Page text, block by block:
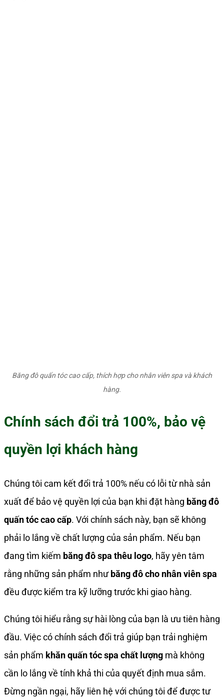
Băng đô quấn tóc cao cấp, thích hợp cho nhân viên spa và khách
hàng.
Chính sách đổi trả 100%, bảo vệ
quyền lợi khách hàng
Chúng tôi cam kết đổi trả 100% nếu có lỗi từ nhà sản
xuất để bảo vệ quyền lợi của bạn khi đặt hàng băng đô
quấn tóc cao cấp. Với chính sách này, bạn sẽ không
phải lo lắng về chất lượng của sản phẩm. Nếu bạn
đang tìm kiếm băng đô spa thêu logo, hãy yên tâm
rằng những sản phẩm nhưbăng đô cho nhân viên spa
đều được kiểm tra kỹ lưỡng trước khi giao hàng.
Chúng tôi hiểu rằng sự hài lòng của bạn là ưu tiên hàng
đầu. Việc có chính sách đổi trả giúp bạn trải nghiệm
sản phẩm khăn quấn tóc spa chất lượng mà không
cần lo lắng về tính khả thi của quyết định mua sắm.
Đừng ngần ngại, hãy liên hệ với chúng tôi để được tư